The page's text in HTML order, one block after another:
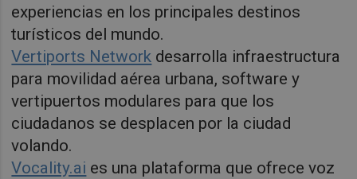
experiencias en los principales destinos
turísticos del mundo.
Vertiports Network desarrolla infraestructura
para movilidad aérea urbana, software y
vertipuertos modulares para que los
ciudadanos se desplacen por la ciudad
volando.
Vocality.ai es una plataforma que ofrece voz